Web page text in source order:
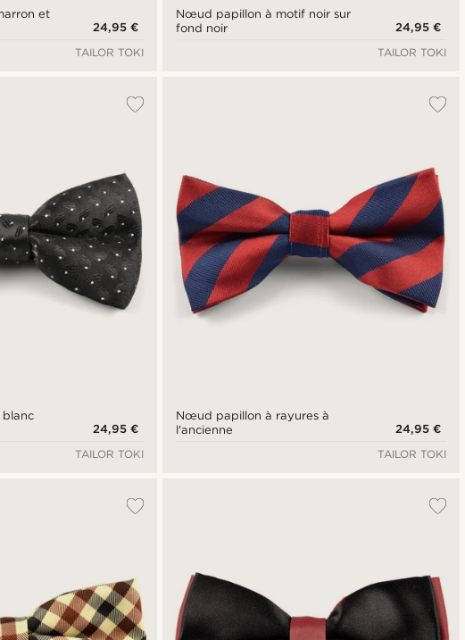
et
24,95 €
TAILOR TOKI
Nœud papillon à motif noir sur
fond noir
24,95 €
TAILOR TOKI
24,95 €
TAILOR TOKI
Nœud papillon à rayures à
l'ancienne
24,95 €
TAILOR TOKI